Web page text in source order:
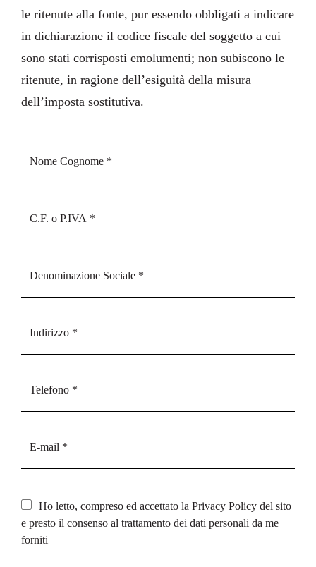
le ritenute alla fonte, pur essendo obbligati a indicare
in dichiarazione il codice fiscale del soggetto a cui
sono stati corrisposti emolumenti; non subiscono le
ritenute, in ragione dell’esiguità della misura
dell’imposta sostitutiva.
Ho letto, compreso ed accettato la Privacy Policy del sito
e presto il consenso al trattamento dei dati personali da me
forniti